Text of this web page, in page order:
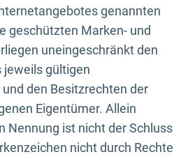
genannten
geschützten Marken- und
uneingeschränkt den
jeweils gültigen
den Besitzrechten der
Eigentümer. Allein
Nennung ist nicht der Schluss
nicht durch Rechte